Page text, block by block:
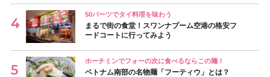
50バーツでタイ料理を味わう
まるで街の食堂！スワンナプーム空港の格安フ
ードコートに行ってみよう
ホーチミンでフォーの次に食べるならこの麺！
ベトナム南部の名物麺「フーティウ」とは？